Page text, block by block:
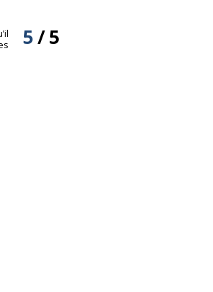
5/5